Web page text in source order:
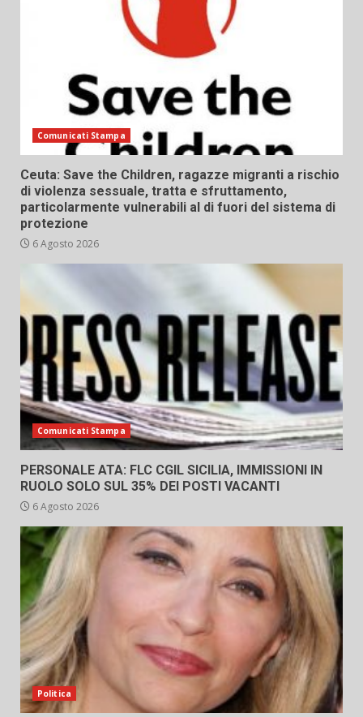
Comunicati Stampa
Ceuta: Save the Children, ragazze migranti a rischio
di violenza sessuale, tratta e sfruttamento,
particolarmente vulnerabili al di fuori del sistema di
protezione
6 Agosto 2026
Comunicati Stampa
PERSONALE ATA: FLC CGIL SICILIA, IMMISSIONI IN
RUOLO SOLO SUL 35% DEI POSTI VACANTI
6 Agosto 2026
Politica